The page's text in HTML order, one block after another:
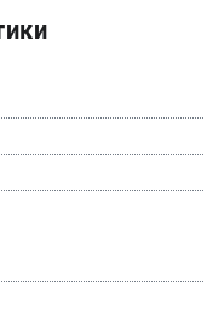
станков
(САНКТ-
+7 (812) 317-66-20
на сайте не